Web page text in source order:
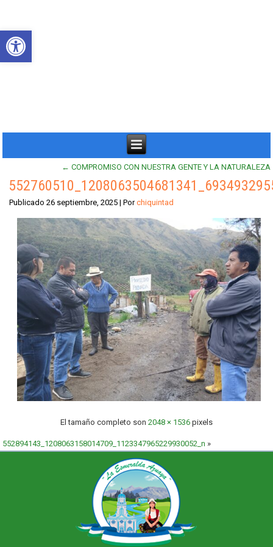
Abrir barra de herramientas
← COMPROMISO CON NUESTRA GENTE Y LA NATURALEZA
Publicado 26 septiembre, 2025 |Por chiquintad
El tamaño completo son 2048 × 1536 pixels
552894143_1208063158014709_1123347965229930052_n »